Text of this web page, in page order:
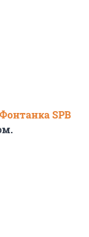
SPB